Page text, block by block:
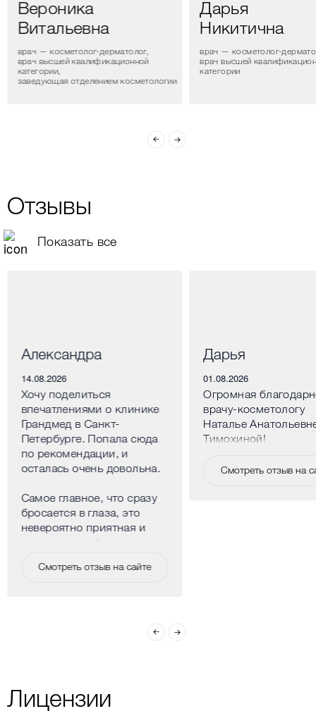
Вероника
Витальевна
врач — косметолог-дерматолог,
врач высшей квалификационной
категории,
заведующая отделением косметологии
Дарья
Никитична
врач — косметолог-
врач высшей
категории
Отзывы
Показать все
Александра
14.08.2026
Хочу поделиться
впечатлениями о клинике
Грандмед в Санкт-
Петербурге. Попала сюда
по рекомендации, и
осталась очень довольна.
Самое главное, что сразу
бросается в глаза, это
невероятно приятная и
центре города, но внутри
приятно удивило
отношение
Смотреть отзыв на сайте
Дарья
01.08.2026
Огромная
врачу-косметологу
Наталье
Тимохиной!
Смотреть отзыв на
Лицензии